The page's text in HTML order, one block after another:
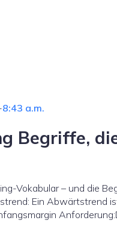
8:43 a.m.
Begriffe,
Vokabular – und die
Ein Abwärtstrend